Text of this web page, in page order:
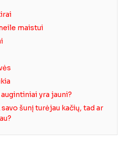
maistui
yra jauni?
šunį turėjau kačių, tad ar